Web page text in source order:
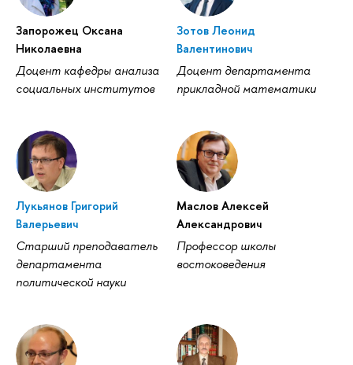
Запорожец Оксана
Николаевна
Доцент кафедры анализа
социальных институтов
Зотов Леонид
Валентинович
Доцент департамента
прикладной математики
Лукьянов Григорий
Валерьевич
Старший преподаватель
департамента
политической науки
Маслов Алексей
Александрович
Профессор школы
востоковедения